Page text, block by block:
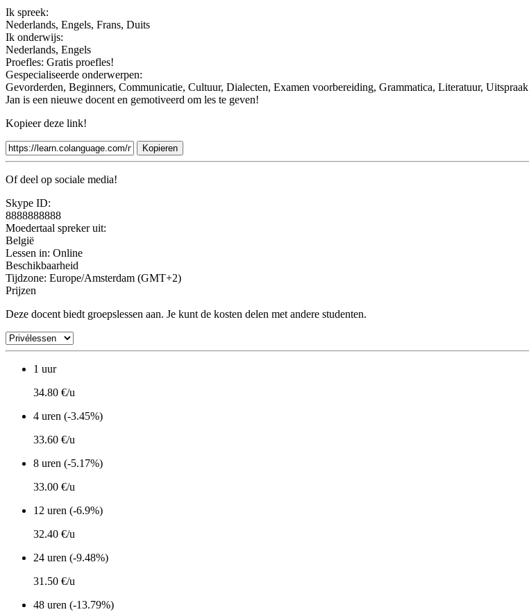
Ik spreek:
Nederlands, Engels, Frans, Duits
Ik onderwijs:
Nederlands, Engels
Proefles: Gratis proefles!
Gespecialiseerde onderwerpen:
Gevorderden, Beginners, Communicatie, Cultuur, Dialecten, Examen voorbereiding, Grammatica, Literatuur, Uitspraak
Jan is een nieuwe docent en gemotiveerd om les te geven!
Kopieer deze link!
Kopieren
Of deel op sociale media!
Skype ID:
8888888888
Moedertaal spreker uit:
België
Lessen in: Online
Beschikbaarheid
Tijdzone: Europe/Amsterdam (GMT+2)
Prijzen
Deze docent biedt groepslessen aan. Je kunt de kosten delen met andere studenten.
1 uur
34.80 €/u
4 uren (-3.45%)
33.60 €/u
8 uren (-5.17%)
33.00 €/u
12 uren (-6.9%)
32.40 €/u
24 uren (-9.48%)
31.50 €/u
48 uren (-13.79%)